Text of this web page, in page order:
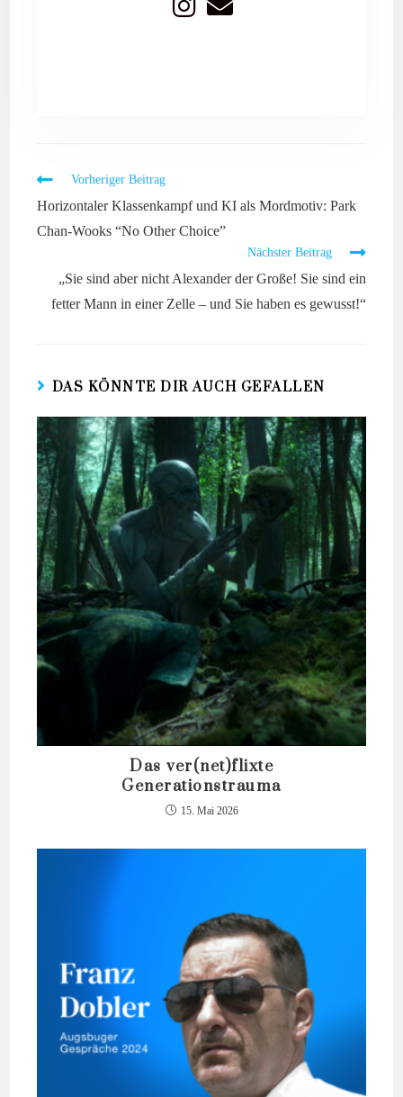
Vorheriger Beitrag
Horizontaler Klassenkampf und KI als Mordmotiv: Park
Chan-Wooks “No Other Choice”
Nächster Beitrag
„Sie sind aber nicht Alexander der Große! Sie sind ein
fetter Mann in einer Zelle – und Sie haben es gewusst!“
DAS KÖNNTE DIR AUCH GEFALLEN
Das ver(net)flixte
Generationstrauma
15. Mai 2026